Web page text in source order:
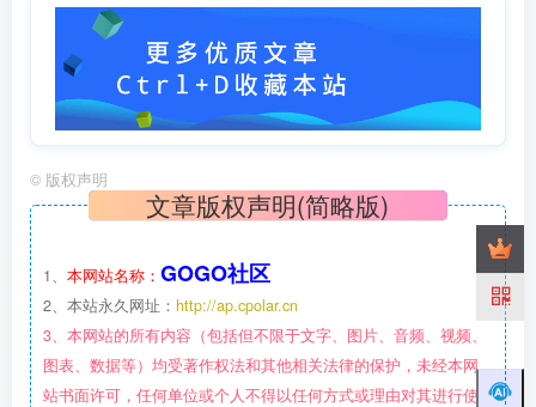
© 版权声明
文章版权声明(简略版)
1、 本网站名称： GOGO社区
2、本站永久网址： http://ap.cpolar.cn
3、本网站的所有内容（包括但不限于文字、图片、音频、视频、
图表、数据等）均受著作权法和其他相关法律的保护，未经本网
站书面许可，任何单位或个人不得以任何方式或理由对其进行使